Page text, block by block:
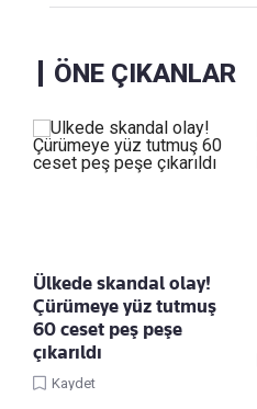
ÖNE ÇIKANLAR
Ülkede skandal olay!
Çürümeye yüz tutmuş
60 ceset peş peşe
çıkarıldı
Kaydet